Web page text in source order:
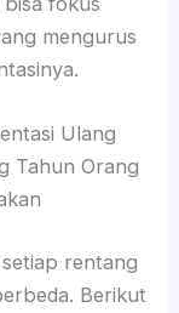
mengurus
Ulang
Tahun Orang
rentang
Berikut